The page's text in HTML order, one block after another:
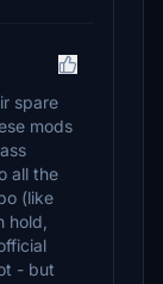
spare
mods
all the
(like
hold,
- but